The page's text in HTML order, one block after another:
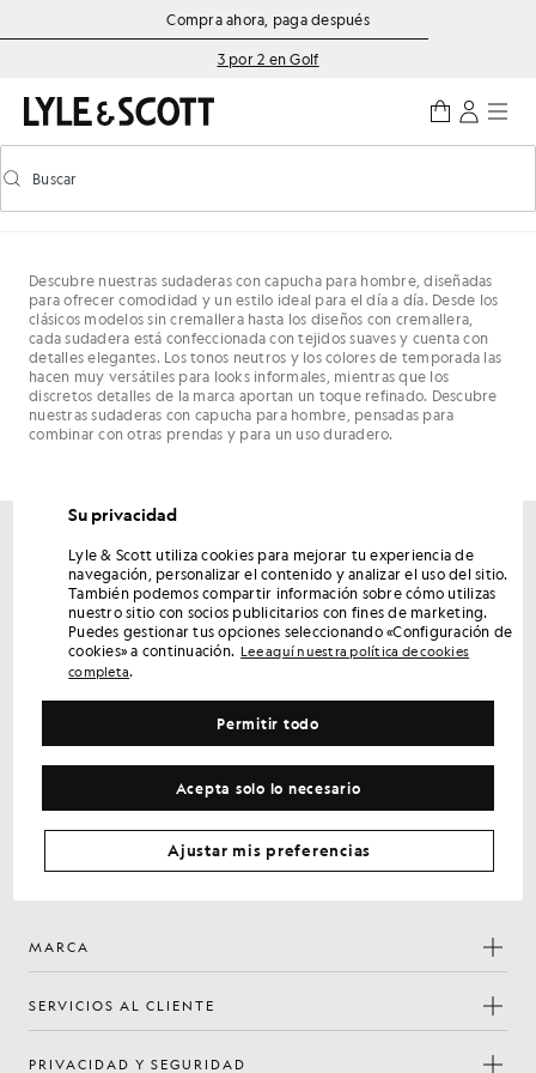
Saltar al contenido principal
Información de accesibilidadCompra ahora, paga después
3 por 2 en Golf
Activar/desactivar la búsqueda predictiva
Buscar
Descubre nuestras sudaderas con capucha para hombre, diseñadas
para ofrecer comodidad y un estilo ideal para el día a día. Desde los
clásicos modelos sin cremallera hasta los diseños con cremallera,
cada sudadera está confeccionada con tejidos suaves y cuenta con
detalles elegantes. Los tonos neutros y los colores de temporada las
hacen muy versátiles para looks informales, mientras que los
discretos detalles de la marca aportan un toque refinado. Descubre
nuestras sudaderas con capucha para hombre, pensadas para
combinar con otras prendas y para un uso duradero.
Consigue un 15 % de descuento en tu primer
pedido
Regístrate para disfrutar de ofertas exclusivas para socios,
acceso anticipado y recompensas.
Dirección de correo electrónico
Facebook
Instagram
YouTube
TikTok
MARCA
SERVICIOS AL CLIENTE
PRIVACIDAD Y SEGURIDAD
Su privacidad
Lyle & Scott utiliza cookies para mejorar tu experiencia de
navegación, personalizar el contenido y analizar el uso del sitio.
También podemos compartir información sobre cómo utilizas
nuestro sitio con socios publicitarios con fines de marketing.
Puedes gestionar tus opciones seleccionando «Configuración de
cookies» a continuación. Lee aquí nuestra política de cookies
completa.
Acepta solo lo necesario
Permitir todo
Ajustar mis preferencias